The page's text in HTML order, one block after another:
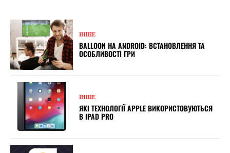
ІНШЕ
BALLOON НА ANDROID: ВСТАНОВЛЕННЯ ТА
ОСОБЛИВОСТІ ГРИ
ІНШЕ
ЯКІ ТЕХНОЛОГІЇ APPLE ВИКОРИСТОВУЮТЬСЯ
В IPAD PRO